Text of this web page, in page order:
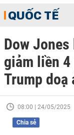
QUỐC TẾ
Dow
giảm liền
Trump doạ
08:00 | 24/05/2025
Chia sẻ